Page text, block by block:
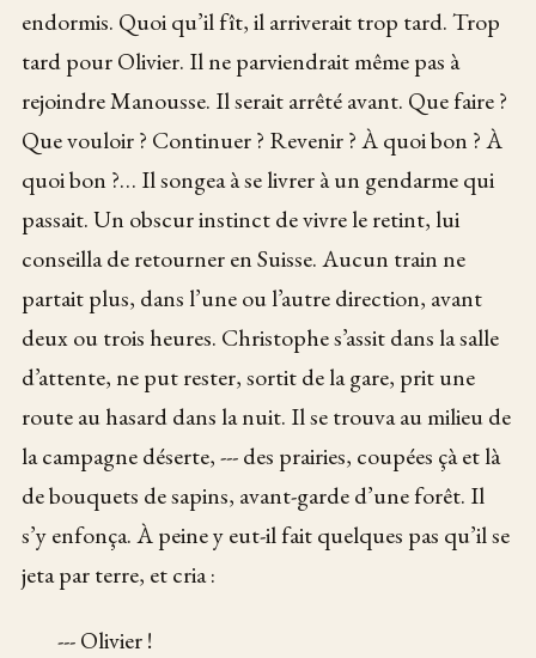
endormis. Quoi qu’il fît, il arriverait trop tard. Trop
tard pour Olivier. Il ne parviendrait même pas à
rejoindre Manousse. Il serait arrêté avant. Que faire ?
Que vouloir ? Continuer ? Revenir ? À quoi bon ? À
quoi bon ?… Il songea à se livrer à un gendarme qui
passait. Un obscur instinct de vivre le retint, lui
conseilla de retourner en Suisse. Aucun train ne
partait plus, dans l’une ou l’autre direction, avant
deux ou trois heures. Christophe s’assit dans la salle
d’attente, ne put rester, sortit de la gare, prit une
route au hasard dans la nuit. Il se trouva au milieu de
la campagne déserte, --- des prairies, coupées çà et là
de bouquets de sapins, avant-garde d’une forêt. Il
s’y enfonça. À peine y eut-il fait quelques pas qu’il se
jeta par terre, et cria :
--- Olivier !